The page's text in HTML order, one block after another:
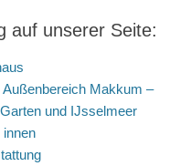
auf unserer Seite:
Außenbereich Makkum –
und IJsselmeer
innen